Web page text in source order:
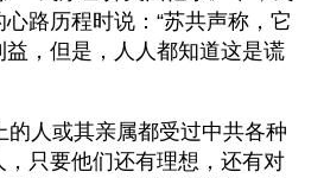
路历程时说：“苏共声称，它
，但是，人人都知道这是谎
的人或其亲属都受过中共各种
只要他们还有理想，还有对